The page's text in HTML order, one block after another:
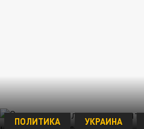
ПОЛИТИКА УКРАИНА